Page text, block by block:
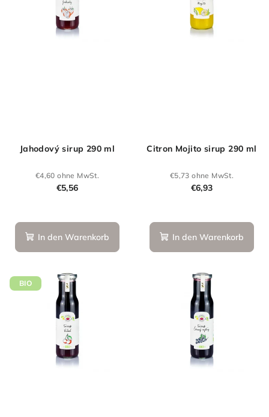
Jahodový sirup 290 ml
€4,60 ohne MwSt.
€5,56
In den Warenkorb
Citron Mojito sirup 290 ml
€5,73 ohne MwSt.
€6,93
von
5
Sternen.
In den Warenkorb
BIO